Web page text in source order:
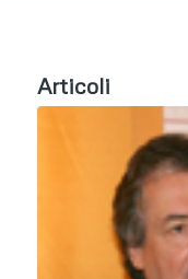
Articoli